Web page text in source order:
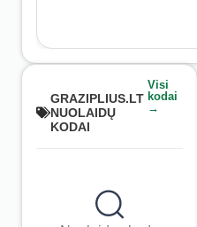
GRAZIPLIUS.LT
NUOLAIDŲ
KODAI
Visi
kodai
→